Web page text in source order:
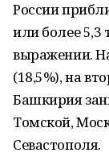
России
или более 5,3
выражении.
(18,5%), на
Башкирия
Томской,
Севастополя.